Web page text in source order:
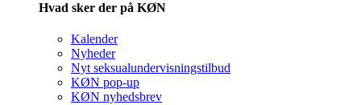
Hvad sker der på KØN
Kalender
Nyheder
Nyt seksualundervisningstilbud
KØN pop-up
KØN nyhedsbrev